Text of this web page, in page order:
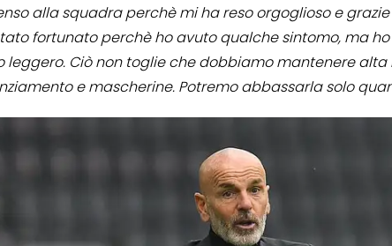
alla squadra perchè mi ha reso orgoglioso e
fortunato perchè ho avuto qualche sintomo, ma
leggero. Ciò non toglie che dobbiamo mantenere
e mascherine. Potremo abbassarla solo